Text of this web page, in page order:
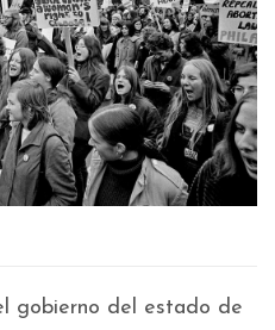
gobierno del estado de